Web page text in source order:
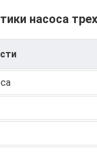
насоса